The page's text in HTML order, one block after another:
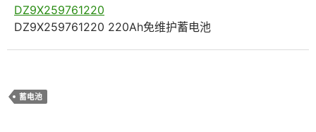
DZ9X259761220
DZ9X259761220 220Ah免维护蓄电池
蓄电池